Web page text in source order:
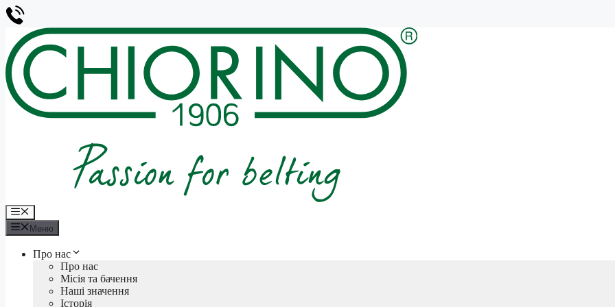
Перейти
до
вмісту
Меню
Меню
Про нас
Про нас
Місія та бачення
Наші значення
Історія